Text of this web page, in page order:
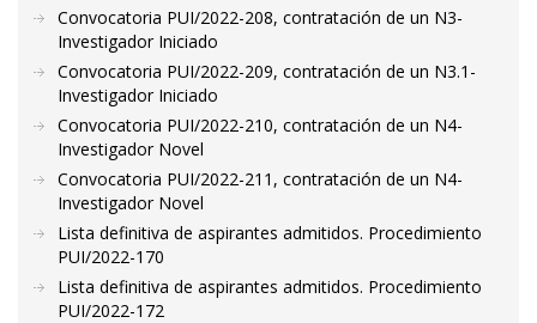
Convocatoria PUI/2022-208, contratación de un N3-
Investigador Iniciado
Convocatoria PUI/2022-209, contratación de un N3.1-
Investigador Iniciado
Convocatoria PUI/2022-210, contratación de un N4-
Investigador Novel
Convocatoria PUI/2022-211, contratación de un N4-
Investigador Novel
Lista definitiva de aspirantes admitidos. Procedimiento
PUI/2022-170
Lista definitiva de aspirantes admitidos. Procedimiento
PUI/2022-172